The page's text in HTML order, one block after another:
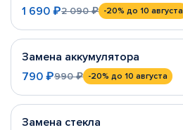
1 690 ₽2 090 ₽ -20% до 10 августа
Замена аккумулятора
790 ₽990 ₽ -20% до 10 августа
Замена стекла